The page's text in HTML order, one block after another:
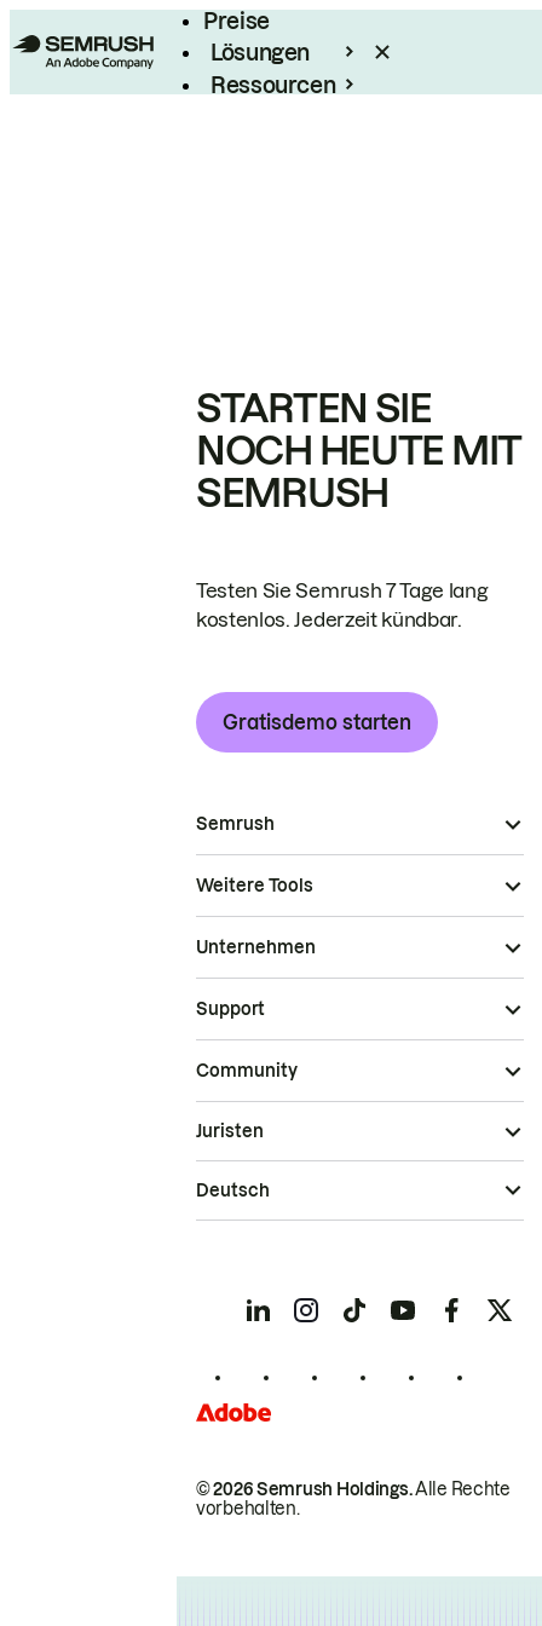
Preise
Lösungen
Ressourcen
STARTEN SIE
NOCH HEUTE MIT
SEMRUSH
Testen Sie Semrush 7 Tage lang
kostenlos. Jederzeit kündbar.
Gratisdemo starten
Semrush
Weitere Tools
Unternehmen
Support
Community
© 2026 Semrush Holdings.Alle Rechte
vorbehalten.
Juristen
Deutsch